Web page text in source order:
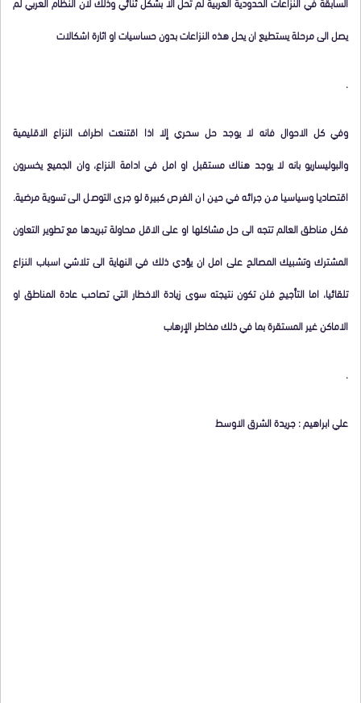
يصل الى مرحلة يستطيع ان يحل هذه النزاعات بدون حساسيات او اثارة اشكالات
.
وفي كل الاحوال فانه لا يوجد حل سحري إلا اذا اقتنعت اطراف النزاع الاقليمية
والبوليساريو بانه لا يوجد هناك مستقبل او امل في ادامة النزاع، وان الجميع يخسرون
اقتصاديا وسياسيا من جرائه في حين ان الفرص كبيرة لو جرى التوصل الى تسوية مرضية.
فكل مناطق العالم تتجه الى حل مشاكلها او على الاقل محاولة تبريدها مع تطوير التعاون
المشترك وتشبيك المصالح على امل ان يؤدي ذلك في النهاية الى تلاشي اسباب النزاع
تلقائيا، اما التأجيج فلن تكون نتيجته سوى زيادة الاخطار التي تصاحب عادة المناطق او
الاماكن غير المستقرة بما في ذلك مخاطر الإرهاب
.
علي ابراهيم : جريدة الشرق الاوسط